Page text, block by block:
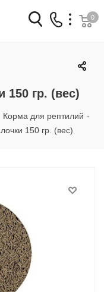
звонок
79-04-04
88-32
0
150 гр. (вес)
Корма для рептилий -
150 гр. (вес)